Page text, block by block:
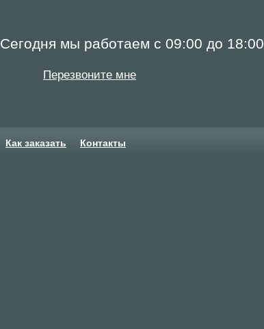
Сегодня мы работаем с 09:00 до 18:00
Перезвоните мне
Как заказать Контакты